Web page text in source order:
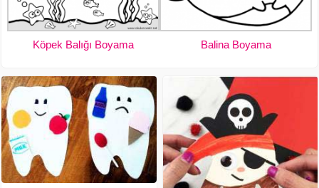
Köpek Balığı Boyama Balina Boyama